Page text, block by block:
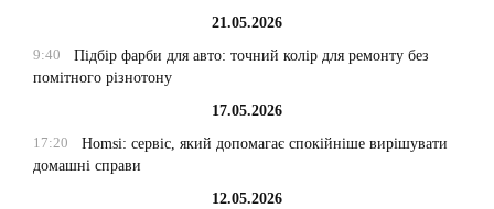
21.05.2026
9:40
Підбір фарби для авто: точний колір для ремонту без
помітного різнотону
17.05.2026
17:20
Homsi: сервіс, який допомагає спокійніше вирішувати
домашні справи
12.05.2026